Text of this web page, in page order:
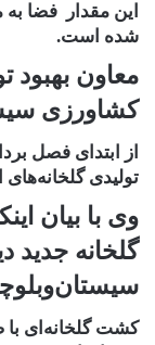
این مقدار فضا
شده است.
معاون بهبود
کشاورزی
تولیدی
گلخانه جدید
کشت گلخانه‌ای